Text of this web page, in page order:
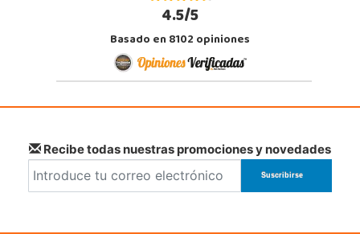
4.5/5
Basado en 8102 opiniones
Recibe todas nuestras promociones y novedades